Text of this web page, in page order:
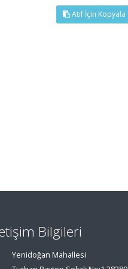
Atıf İçin Kopyala
Bilgileri
Yenidoğan Mahallesi